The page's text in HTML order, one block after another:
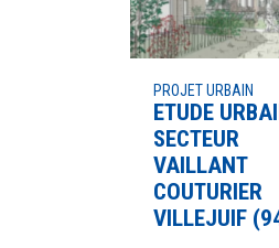
PROJET URBAIN
ETUDE
SECTEUR
VAILLANT
COUTURIER
VILLEJUIF